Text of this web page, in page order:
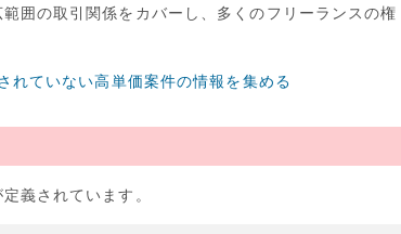
囲の取引関係をカバーし、多くのフリーランスの権
れていない高単価案件の情報を集める
義されています。